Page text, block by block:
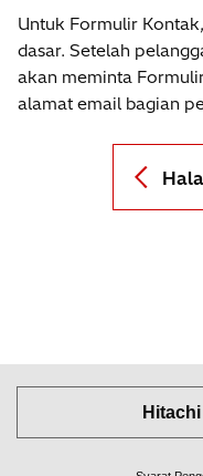
Untuk Formulir
dasar. Setelah
akan meminta
alamat email bagian